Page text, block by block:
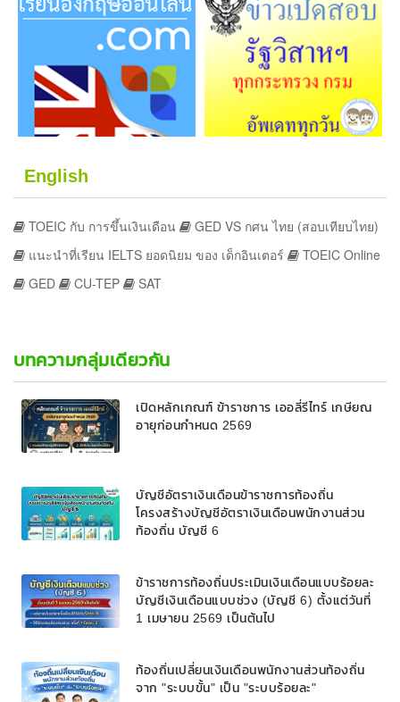
English
TOEIC กับ การขึ้นเงินเดือน
GED VS กศน ไทย (สอบเทียบไทย)
แนะนำที่เรียน IELTS ยอดนิยม ของ เด็กอินเตอร์
TOEIC Online
GED
CU-TEP SAT
บทความกลุ่มเดียวกัน
เปิดหลักเกณฑ์ ข้าราชการ เออลี่รีไทร์ เกษียณ
อายุก่อนกำหนด 2569
บัญชีอัตราเงินเดือนข้าราชการท้องถิ่น
โครงสร้างบัญชีอัตราเงินเดือนพนักงานส่วน
ท้องถิ่น บัญชี 6
ข้าราชการท้องถิ่นประเมินเงินเดือนแบบร้อยละ
บัญชีเงินเดือนแบบช่วง (บัญชี 6) ตั้งแต่วันที่
1 เมษายน 2569 เป็นต้นไป
ท้องถิ่นเปลี่ยนเงินเดือนพนักงานส่วนท้องถิ่น
จาก "ระบบขั้น" เป็น "ระบบร้อยละ"